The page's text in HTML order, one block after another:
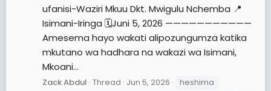
ufanisi-Waziri Mkuu Dkt. Mwigulu Nchemba 📍
Isimani-Iringa 🗓️Juni 5, 2026 ———————————
Amesema hayo wakati alipozungumza katika
mkutano wa hadhara na wakazi wa Isimani,
Mkoani...
Zack Abdul Thread Jun 5, 2026
heshima